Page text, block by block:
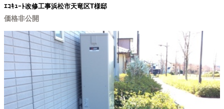
ｴｺｷｭｰﾄ改修工事浜松市天竜区T様邸
価格非公開